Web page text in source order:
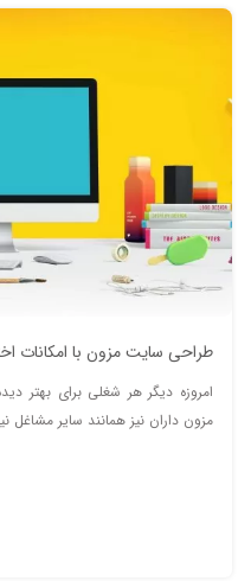
طراحی سایت مزون با امکانات
امروزه دیگر هر شغلی برای بهتر
مزون داران نیز همانند سایر مشاغل